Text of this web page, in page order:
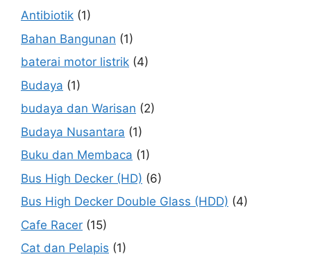
Antibiotik (1)
Bahan Bangunan (1)
baterai motor listrik (4)
Budaya (1)
budaya dan Warisan (2)
Budaya Nusantara (1)
Buku dan Membaca (1)
Bus High Decker (HD) (6)
Bus High Decker Double Glass (HDD) (4)
Cafe Racer (15)
Cat dan Pelapis (1)